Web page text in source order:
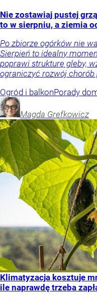
Nie zostawiaj pustej
to w sierpniu, a ziemia
Po zbiorze ogórków nie
Sierpień to idealny
poprawi strukturę gleby,
ograniczyć rozwój chorób
Ogród i balkonPorady
Magda Grefkowicz
Klimatyzacja kosztuje
ile naprawdę trzeba